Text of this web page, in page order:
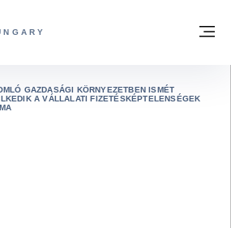
FOR TRADE - A COFACE
GAZDASÁGI KÖRNYEZETBEN ISMÉT
A VÁLLALATI FIZETÉSKÉPTELENSÉGEK